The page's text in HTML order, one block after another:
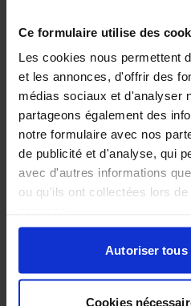
Ce formulaire utilise des
Les cookies nous permettent
et les annonces, d'offrir des
médias sociaux et d'analyser
partageons également des
notre formulaire avec nos
de publicité et d'analyse, qui
avec d'autres informations
ou qu'ils ont collectées lors
Autoriser tous
Cookies